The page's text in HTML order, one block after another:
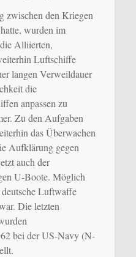
zwischen den Kriegen
wurden im
Alliierten,
Luftschiffe
langen Verweildauer
die
anpassen zu
Zu den Aufgaben
das Überwachen
Aufklärung gegen
auch der
U-Boote. Möglich
Luftwaffe
Die letzten
bei der US-Navy (N-